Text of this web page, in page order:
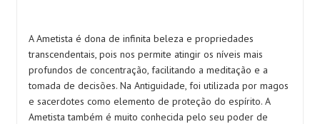
A Ametista é dona de infinita beleza e propriedades
transcendentais, pois nos permite atingir os níveis mais
profundos de concentração, facilitando a meditação e a
tomada de decisões. Na Antiguidade, foi utilizada por magos
e sacerdotes como elemento de proteção do espírito. A
Ametista também é muito conhecida pelo seu poder de